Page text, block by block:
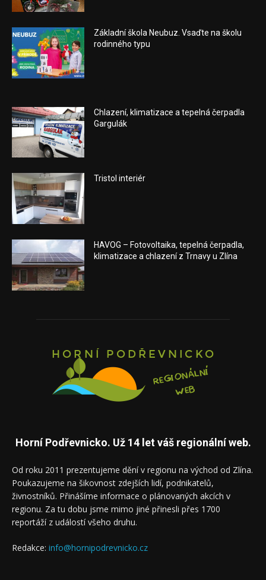
Základní škola Neubuz. Vsaďte na školu
rodinného typu
Chlazení, klimatizace a tepelná čerpadla
Gargulák
Tristol interiér
HAVOG – Fotovoltaika, tepelná čerpadla,
klimatizace a chlazení z Trnavy u Zlína
Horní Podřevnicko. Už 14 let váš regionální web.
Od roku 2011 prezentujeme dění v regionu na východ od Zlína.
Poukazujeme na šikovnost zdejších lidí, podnikatelů,
živnostníků. Přinášíme informace o plánovaných akcích v
regionu. Za tu dobu jsme mimo jiné přinesli přes 1700
reportáží z událostí všeho druhu.
Redakce: info@hornipodrevnicko.cz